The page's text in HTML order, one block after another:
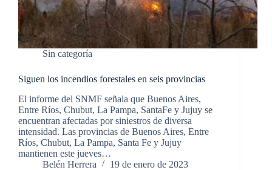
Sin categoría
Siguen los incendios forestales en seis provincias
El informe del SNMF señala que Buenos Aires,
Entre Ríos, Chubut, La Pampa, SantaFe y Jujuy se
encuentran afectadas por siniestros de diversa
intensidad. Las provincias de Buenos Aires, Entre
Ríos, Chubut, La Pampa, Santa Fe y Jujuy
mantienen este jueves…
Belén Herrera
19 de enero de 2023